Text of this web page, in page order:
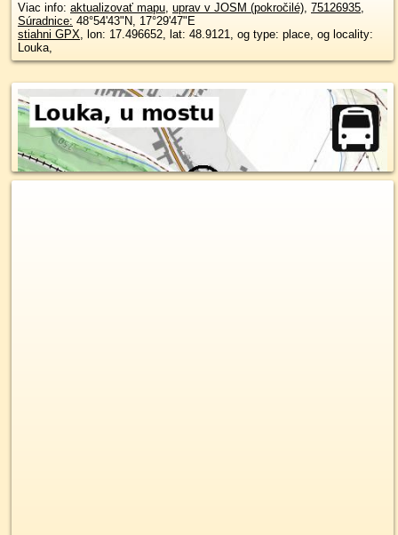
Viac info: aktualizovať mapu, uprav v JOSM (pokročilé), 75126935,
Súradnice: 48°54'43"N, 17°29'47"E
stiahni GPX, lon: 17.496652, lat: 48.9121, og type: place, og locality:
Louka,